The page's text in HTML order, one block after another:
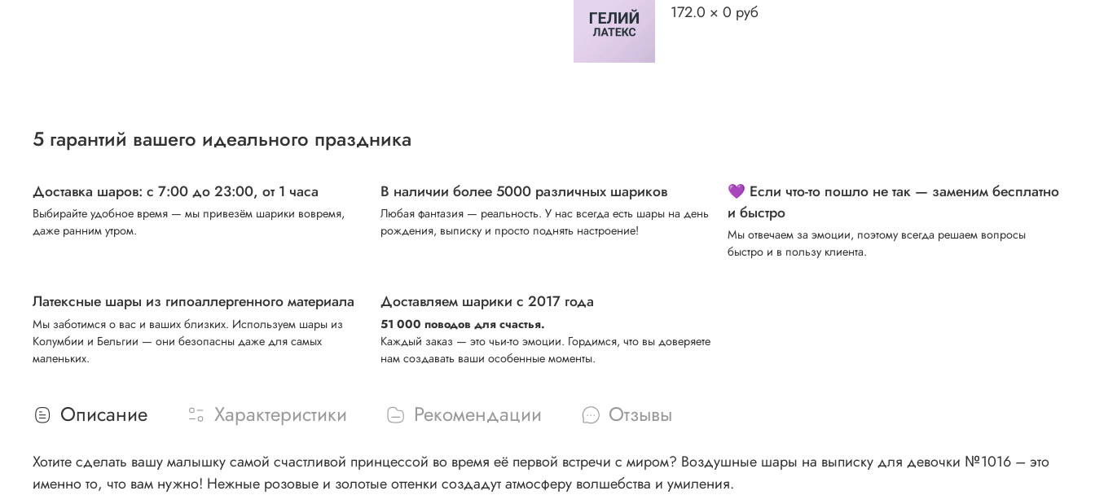
172.0 × 0 руб
5 гарантий вашего идеального праздника
Доставка шаров: с 7:00 до 23:00, от 1 часа
Выбирайте удобное время — мы привезём шарики вовремя,
даже ранним утром.
В наличии более 5000 различных шариков
Любая фантазия — реальность. У нас всегда есть шары на день
рождения, выписку и просто поднять настроение!
💜 Если что-то пошло не так — заменим бесплатно
и быстро
Мы отвечаем за эмоции, поэтому всегда решаем вопросы
быстро и в пользу клиента.
Латексные шары из гипоаллергенного материала
Мы заботимся о вас и ваших близких. Используем шары из
Колумбии и Бельгии — они безопасны даже для самых
маленьких.
Доставляем шарики с 2017 года
51 000 поводов для счастья.
Каждый заказ — это чьи-то эмоции. Гордимся, что вы доверяете
нам создавать ваши особенные моменты.
Описание Характеристики Рекомендации Отзывы
Хотите сделать вашу малышку самой счастливой принцессой во время её первой встречи с миром? Воздушные шары на выписку для девочки №1016 – это
именно то, что вам нужно! Нежные розовые и золотые оттенки создадут атмосферу волшебства и умиления.